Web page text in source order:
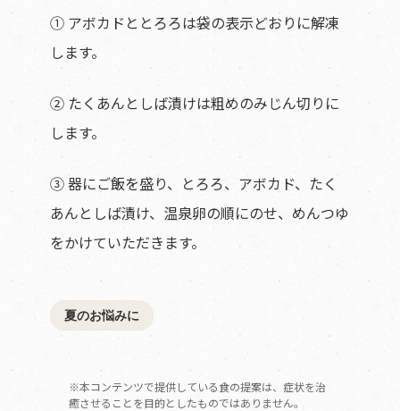
① アボカドととろろは袋の表示どおりに解凍
します。
② たくあんとしば漬けは粗めのみじん切りに
します。
③ 器にご飯を盛り、とろろ、アボカド、たく
あんとしば漬け、温泉卵の順にのせ、めんつゆ
をかけていただきます。
夏のお悩みに
※本コンテンツで提供している食の提案は、症状を治
癒させることを目的としたものではありません。